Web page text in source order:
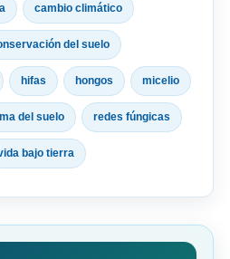
cambio climático
del suelo
hifas hongos micelio
del suelo redes fúngicas
bajo tierra